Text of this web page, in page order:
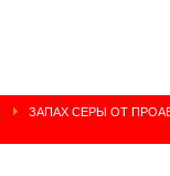
ЗАПАХ СЕРЫ ОТ